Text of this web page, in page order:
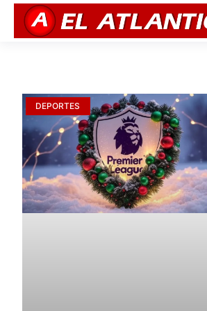
DEPORTES